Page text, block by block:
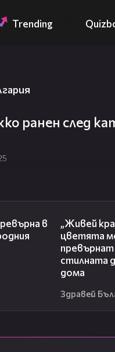
Trending
ранен след
в
„Живей
цветята
превърнат
стилната
дома
Здравей